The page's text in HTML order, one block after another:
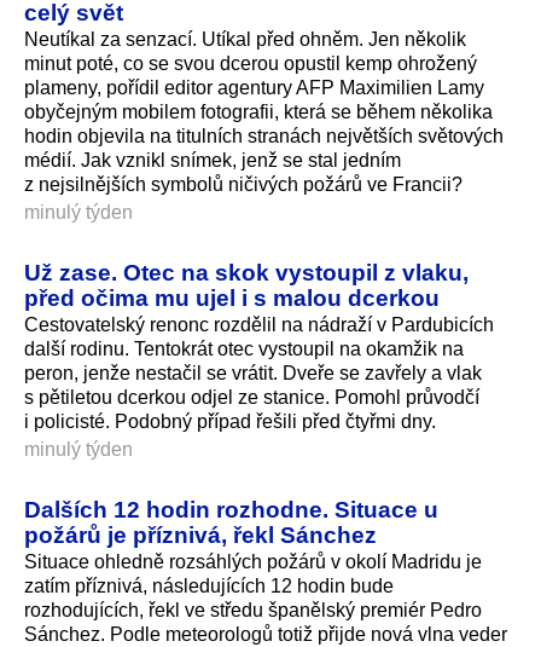
celý svět
Neutíkal za senzací. Utíkal před ohněm. Jen několik
minut poté, co se svou dcerou opustil kemp ohrožený
plameny, pořídil editor agentury AFP Maximilien Lamy
obyčejným mobilem fotografii, která se během několika
hodin objevila na titulních stranách největších světových
médií. Jak vznikl snímek, jenž se stal jedním
z nejsilnějších symbolů ničivých požárů ve Francii?
minulý týden
Už zase. Otec na skok vystoupil z vlaku,
před očima mu ujel i s malou dcerkou
Cestovatelský renonc rozdělil na nádraží v Pardubicích
další rodinu. Tentokrát otec vystoupil na okamžik na
peron, jenže nestačil se vrátit. Dveře se zavřely a vlak
s pětiletou dcerkou odjel ze stanice. Pomohl průvodčí
i policisté. Podobný případ řešili před čtyřmi dny.
minulý týden
Dalších 12 hodin rozhodne. Situace u
požárů je příznivá, řekl Sánchez
Situace ohledně rozsáhlých požárů v okolí Madridu je
zatím příznivá, následujících 12 hodin bude
rozhodujících, řekl ve středu španělský premiér Pedro
Sánchez. Podle meteorologů totiž přijde nová vlna veder